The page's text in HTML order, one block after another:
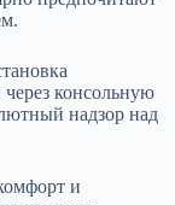
консольную
надзор над
и